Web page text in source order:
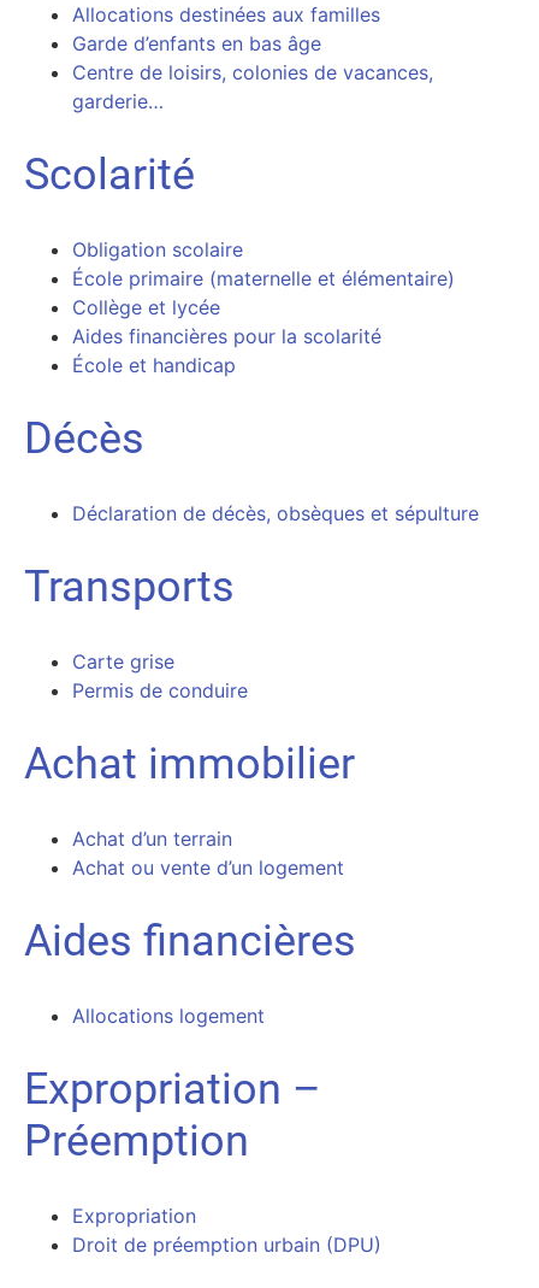
Allocations destinées aux familles
Garde d’enfants en bas âge
Centre de loisirs, colonies de vacances,
garderie…
Scolarité
Obligation scolaire
École primaire (maternelle et élémentaire)
Collège et lycée
Aides financières pour la scolarité
École et handicap
Décès
Déclaration de décès, obsèques et sépulture
Transports
Carte grise
Permis de conduire
Achat immobilier
Achat d’un terrain
Achat ou vente d’un logement
Aides financières
Allocations logement
Expropriation –
Préemption
Expropriation
Droit de préemption urbain (DPU)